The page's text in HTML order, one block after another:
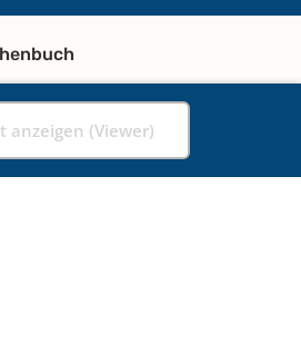
anzeigen (Viewer)